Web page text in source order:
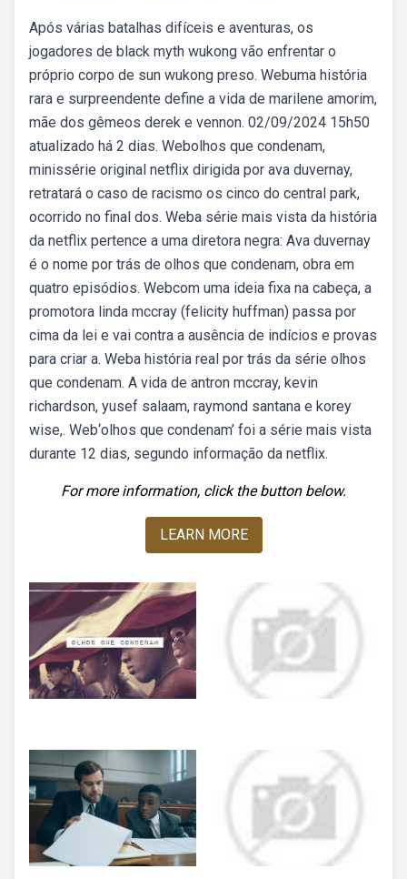
Após várias batalhas difíceis e aventuras, os
jogadores de black myth wukong vão enfrentar o
próprio corpo de sun wukong preso. Webuma história
rara e surpreendente define a vida de marilene amorim,
mãe dos gêmeos derek e vennon. 02/09/2024 15h50
atualizado há 2 dias. Webolhos que condenam,
minissérie original netflix dirigida por ava duvernay,
retratará o caso de racismo os cinco do central park,
ocorrido no final dos. Weba série mais vista da história
da netflix pertence a uma diretora negra: Ava duvernay
é o nome por trás de olhos que condenam, obra em
quatro episódios. Webcom uma ideia fixa na cabeça, a
promotora linda mccray (felicity huffman) passa por
cima da lei e vai contra a ausência de indícios e provas
para criar a. Weba história real por trás da série olhos
que condenam. A vida de antron mccray, kevin
richardson, yusef salaam, raymond santana e korey
wise,. Web‘olhos que condenam’ foi a série mais vista
durante 12 dias, segundo informação da netflix.
For more information, click the button below.
LEARN MORE